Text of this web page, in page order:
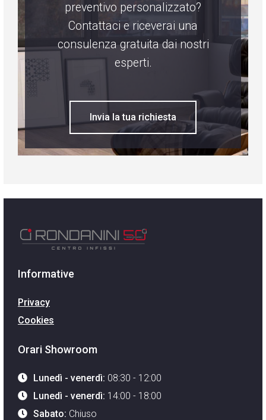
preventivo personalizzato?
Contattaci e riceverai una
consulenza gratuita dai nostri
esperti.
Invia la tua richiesta
Informative
Privacy
Cookies
Orari Showroom
Lunedì - venerdì: 08:30 - 12:00
Lunedì - venerdì: 14:00 - 18:00
Sabato: Chiuso